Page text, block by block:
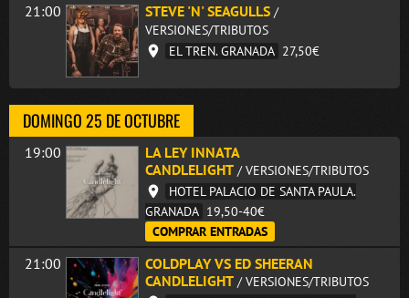
21:00 STEVE 'N' SEAGULLS /
VERSIONES/TRIBUTOS
EL TREN. GRANADA 27,50€
DOMINGO 25 DE OCTUBRE
19:00
LA LEY INNATA
CANDLELIGHT / VERSIONES/TRIBUTOS
HOTEL PALACIO DE SANTA PAULA.
GRANADA 19,50-40€
COMPRAR ENTRADAS
21:00
COLDPLAY VS ED SHEERAN
CANDLELIGHT / VERSIONES/TRIBUTOS